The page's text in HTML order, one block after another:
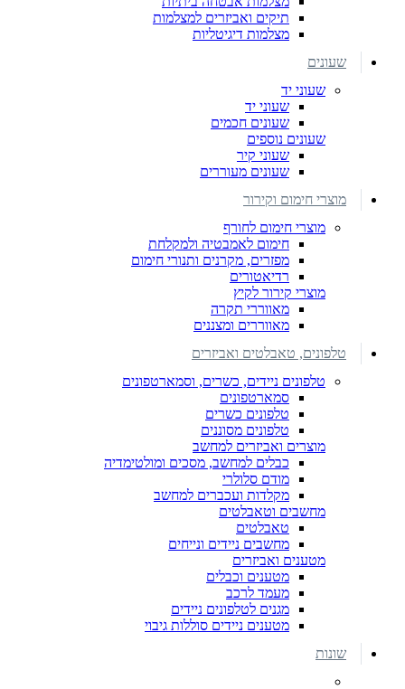
תיקים ואביזרים למצלמות
מצלמות דיגיטליות
שעונים
שעוני יד
שעוני יד
שעונים חכמים
שעונים נוספים
שעוני קיר
שעונים מעוררים
מוצרי חימום וקירור
מוצרי חימום לחורף
חימום לאמבטיה ולמקלחת
מפזרים, מקרנים ותנורי חימום
רדיאטורים
מוצרי קירור לקיץ
מאווררי תקרה
מאווררים ומצננים
טלפונים, טאבלטים ואביזרים
טלפונים ניידים, כשרים, וסמארטפונים
סמארטפונים
טלפונים כשרים
טלפונים מסוננים
מוצרים ואביזרים למחשב
כבלים למחשב, מסכים ומולטימדיה
מודם סלולרי
מקלדות ועכברים למחשב
מחשבים וטאבלטים
טאבלטים
מחשבים ניידים ונייחים
מטענים ואביזרים
מטענים וכבלים
מעמד לרכב
מגנים לטלפונים ניידים
מטענים ניידים סוללות גיבוי
שונות